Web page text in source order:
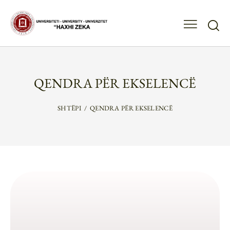
QENDRA PËR EKSELENCË
SHTËPI QENDRA PËR EKSELENCË